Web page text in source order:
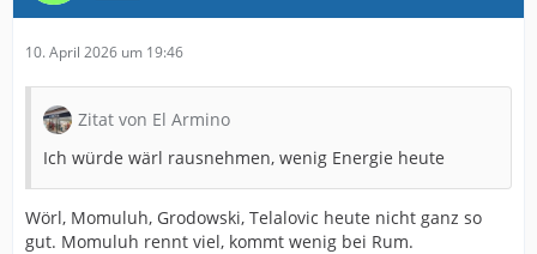
10. April 2026 um 19:46
Zitat von El Armino
Ich würde wärl rausnehmen, wenig Energie heute
Wörl, Momuluh, Grodowski, Telalovic heute nicht ganz so
gut. Momuluh rennt viel, kommt wenig bei Rum.